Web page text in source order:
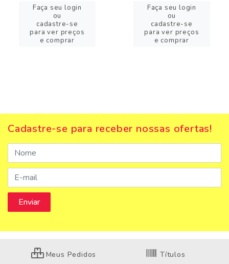
Faça seu login
ou
cadastre-se
para ver preços
e comprar
Faça seu login
ou
cadastre-se
para ver preços
e comprar
Cadastre-se para receber nossas ofertas!
Meus Pedidos Títulos